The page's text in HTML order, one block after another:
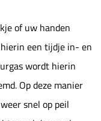
of uw handen
een tijdje in- en
wordt hierin
Op deze manier
snel op peil